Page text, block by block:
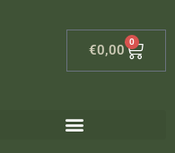
€0,00
0